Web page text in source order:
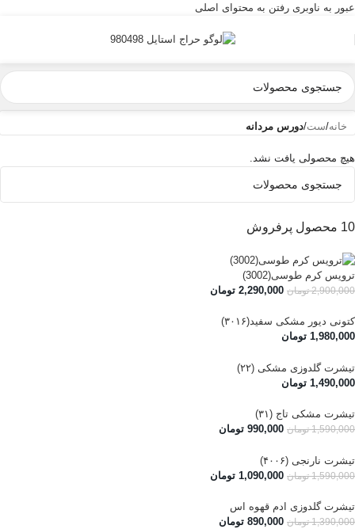
عبور به ناوبری رفتن به محتوای اصلی
10 محصول پرفروش
ترویس کرم طوسی(3002)
2,900,000 تومان 2,290,000 تومان
کتونی دیور مشکی سفید(۳۰۱۶)
1,980,000 تومان
تیشرت گلدوزی مشکی (۲۲)
1,490,000 تومان
تیشرت مشکی تاج (۳۱)
1,590,000 تومان 990,000 تومان
تیشرت نارنجی (۴۰۰۶)
1,590,000 تومان 1,090,000 تومان
تیشرت گلدوزی ادم قهوه اس
1,390,000 تومان 890,000 تومان
خانه/ست/دورس مردانه
هیچ محصولی یافت نشد.